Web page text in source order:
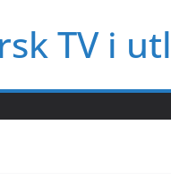
TV i